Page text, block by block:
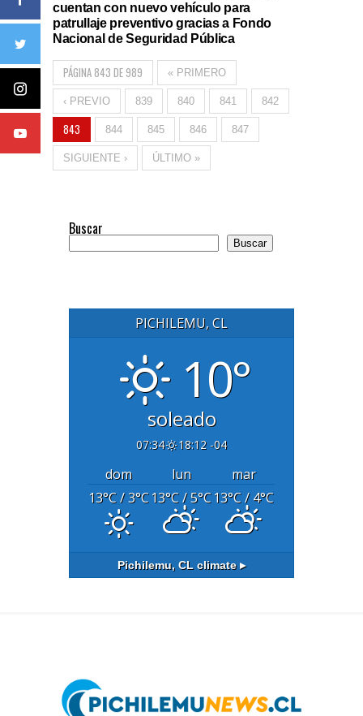
cuentan con nuevo vehículo para
patrullaje preventivo gracias a Fondo
Nacional de Seguridad Pública
PÁGINA 843 DE 989 « PRIMERO
‹ PREVIO 839 840 841 842
843 844 845 846 847
SIGUIENTE › ÚLTIMO »
Buscar
Buscar
PICHILEMU, CL
10°
soleado
07:34 18:12 -04
dom lun
mar
13°C/ 3°C13°C/ 5°C13°C/ 4°C
Pichilemu, CL climate ▸